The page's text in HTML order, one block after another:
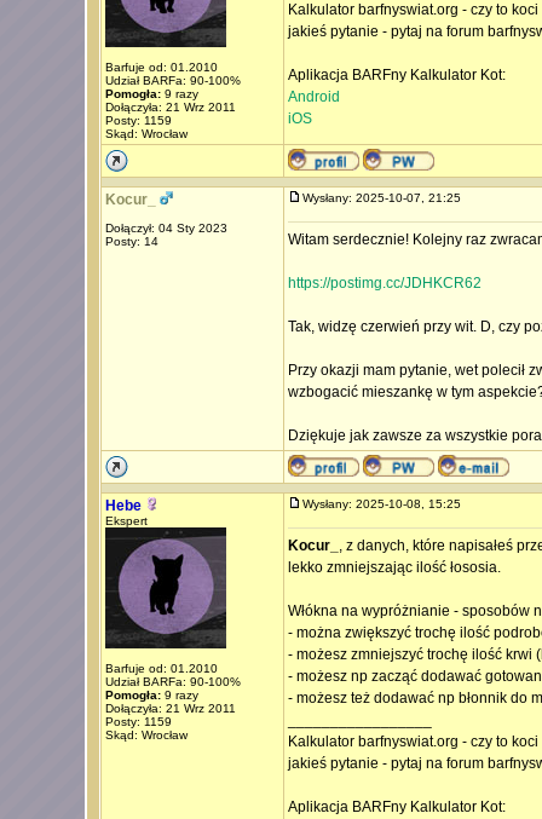
Barfuje od: 01.2010
Udział BARFa: 90-100%
Pomogła:9 razy
Dołączyła: 21 Wrz 2011
Posty: 1159
Skąd: Wrocław
Kalkulator barfnyswiat.org - czy to
jakieś pytanie - pytaj na forum
Aplikacja BARFny Kalkulator Kot:
Android
iOS
Kocur_
Dołączył: 04 Sty 2023
Posty: 14
Wysłany: 2025-10-07, 21:25
Witam serdecznie! Kolejny raz
https://postimg.cc/JDHKCR62
Tak, widzę czerwień przy wit. D, czy
Przy okazji mam pytanie, wet polecił
wzbogacić mieszankę w tym
Dziękuje jak zawsze za wszystkie
Hebe
Ekspert
Barfuje od: 01.2010
Udział BARFa: 90-100%
Pomogła:9 razy
Dołączyła: 21 Wrz 2011
Posty: 1159
Skąd: Wrocław
Wysłany: 2025-10-08, 15:25
Kocur_ , z danych, które napisałeś
lekko zmniejszając ilość łososia.
Włókna na wypróżnianie - sposobów
- można zwiększyć trochę ilość
- możesz zmniejszyć trochę ilość
- możesz np zacząć dodawać
- możesz też dodawać np błonnik do
Kalkulator barfnyswiat.org - czy to
jakieś pytanie - pytaj na forum
Aplikacja BARFny Kalkulator Kot: